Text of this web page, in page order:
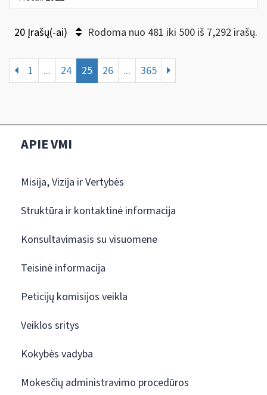
20 Įrašų(-ai) Rodoma nuo 481 iki 500 iš 7,292 irašų.
1 ... 24 25 26 ... 365
APIE VMI
Misija, Vizija ir Vertybės
Struktūra ir kontaktinė informacija
Konsultavimasis su visuomene
Teisinė informacija
Peticijų komisijos veikla
Veiklos sritys
Kokybės vadyba
Mokesčių administravimo procedūros